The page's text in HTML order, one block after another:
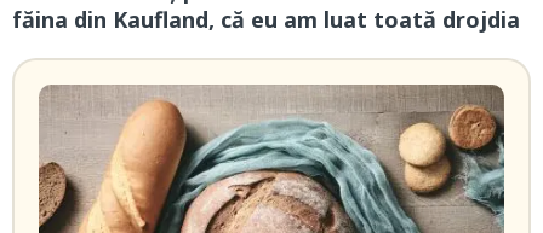
făina din Kaufland, că eu am luat toată drojdia